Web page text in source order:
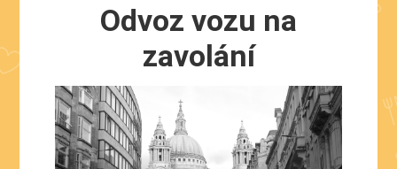
Odvoz vozu na
zavolání